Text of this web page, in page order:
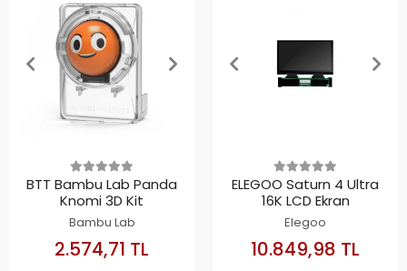
BTT Bambu Lab Panda
Knomi 3D Kit
Bambu Lab
2.574,71 TL
ELEGOO Saturn 4 Ultra
16K LCD Ekran
Elegoo
10.849,98 TL